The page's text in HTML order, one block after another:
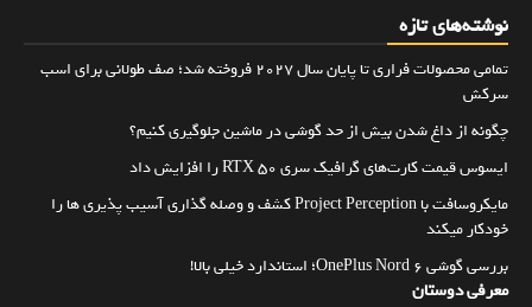
نوشته‌های تازه
تمامی محصولات فراری تا پایان سال ۲۰۲۷ فروخته شد؛ صف طولانی برای اسب
سرکش
چگونه از داغ شدن بیش از حد گوشی در ماشین جلوگیری کنیم؟
ایسوس قیمت کارت‌های گرافیک سری RTX 50 را افزایش داد
مایکروسافت با Project Perception کشف و وصله گذاری آسیب پذیری ها را
خودکار میکند
بررسی گوشی OnePlus Nord 6؛ استاندارد خیلی بالا!
معرفی دوستان